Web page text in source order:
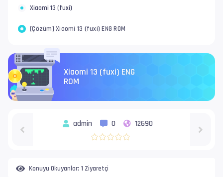
Xiaomi 13 (fuxi)
[Çözüm] Xiaomi 13 (fuxi) ENG ROM
Xiaomi 13 (fuxi) ENG
ROM
admin 0 12690
Konuyu Okuyanlar: 1 Ziyaretçi